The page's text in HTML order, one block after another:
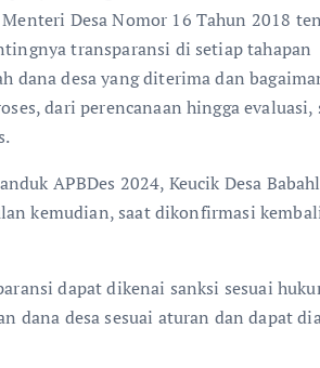
Desa Nomor 16 Tahun 2018
transparansi di setiap tahapan
dana desa yang diterima dan
dari perencanaan hingga evaluasi,
APBDes 2024, Keucik Desa
kemudian, saat dikonfirmasi
dapat dikenai sanksi sesuai
dana desa sesuai aturan dan dapat